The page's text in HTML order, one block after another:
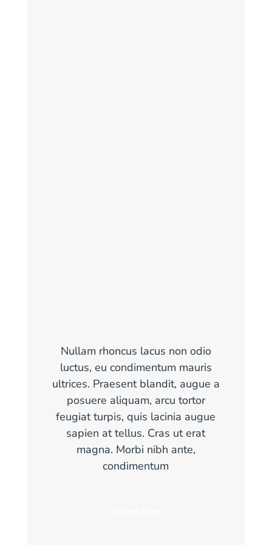
Nullam rhoncus lacus non odio
luctus, eu condimentum mauris
ultrices. Praesent blandit, augue a
posuere aliquam, arcu tortor
feugiat turpis, quis lacinia augue
sapien at tellus. Cras ut erat
magna. Morbi nibh ante,
condimentum